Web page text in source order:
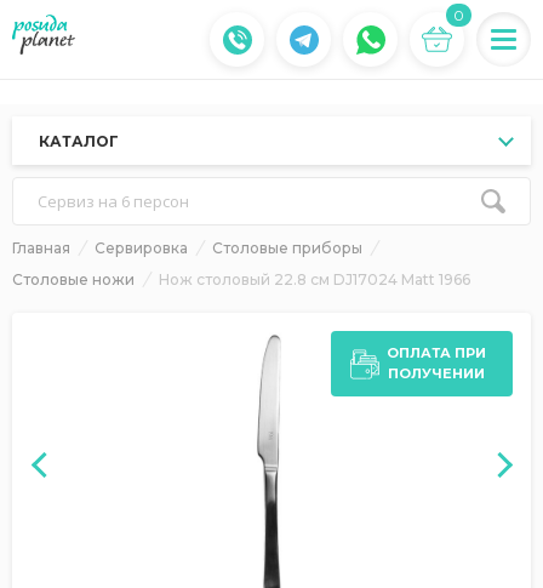
0
КАТАЛОГ
Сервиз на 6 персон
Главная Сервировка
Столовые приборы
Столовые ножи
Нож столовый 22.8 см DJ17024 Matt 1966
ОПЛАТА ПРИ
ПОЛУЧЕНИИ